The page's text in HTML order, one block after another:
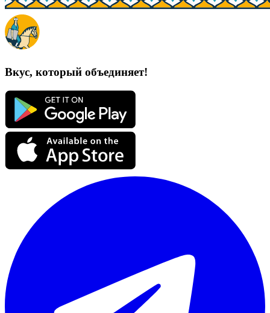
Вкус, который объединяет!